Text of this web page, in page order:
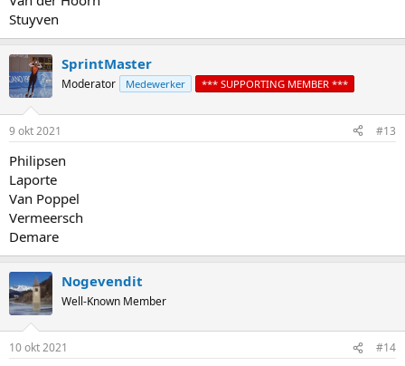
Stuyven
SprintMaster
Moderator Medewerker *** SUPPORTING MEMBER ***
9 okt 2021 #13
Philipsen
Laporte
Van Poppel
Vermeersch
Demare
Nogevendit
Well-Known Member
10 okt 2021 #14